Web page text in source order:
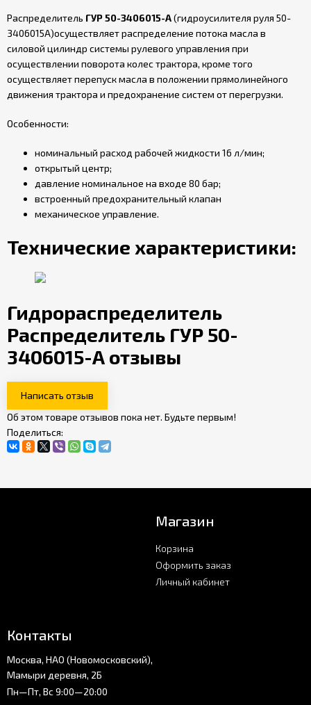
Распределитель ГУР 50-3406015-А(гидроусилителя руля 50-
3406015А)осуществляет распределение потока масла в
силовой цилиндр системы рулевого управления при
осуществлении поворота колес трактора, кроме того
осуществляет перепуск масла в положении прямолинейного
движения трактора и предохранение систем от перегрузки.
Особенности:
номинальный расход рабочей жидкости 16 л/мин;
открытый центр;
давление номинальное на входе 80 бар;
встроенный предохранительный клапан
механическое управление.
Технические характеристики:
Гидрораспределитель
Распределитель ГУР 50-
3406015-А отзывы
Написать отзыв
Об этом товаре отзывов пока нет. Будьте первым!
Поделиться:
Магазин
Корзина
Оформить заказ
Личный кабинет
Контакты
Москва, НАО (Новомосковский),
Мамыри деревня, 2Б
Пн—Пт, Вс 9:00—20:00